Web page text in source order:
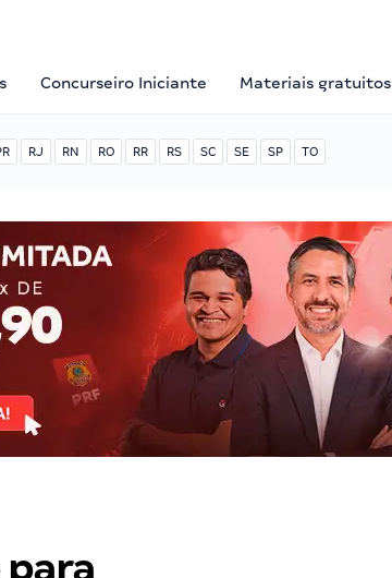
Concurseiro Iniciante Materiais gratuitos
RJ RN RO RR RS SC SE SP TO
para